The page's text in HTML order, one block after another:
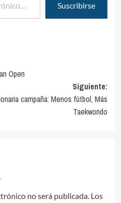
Suscribirse
Open
Siguiente:
campaña: Menos fútbol, Más
Taekwondo
no será publicada. Los